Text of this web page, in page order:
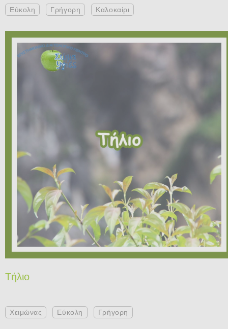
Εύκολη Γρήγορη Καλοκαίρι
Τήλιο
Χειμώνας Εύκολη Γρήγορη